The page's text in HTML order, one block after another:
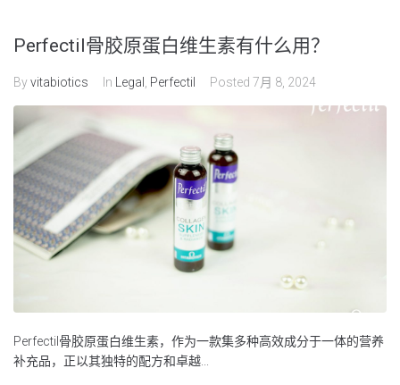
Perfectil骨胶原蛋白维生素有什么用？
Byvitabiotics In Legal , Perfectil Posted 7月 8, 2024
Perfectil骨胶原蛋白维生素，作为一款集多种高效成分于一体的营养
补充品，正以其独特的配方和卓越...